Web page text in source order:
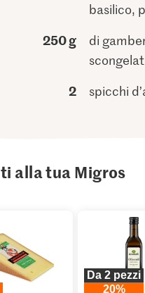
basilico,
250 g
di
2 spicchi
alla tua Migros
Da 2 pezzi
20%